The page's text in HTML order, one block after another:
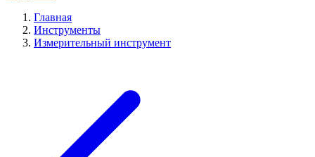
Главная
Инструменты
Измерительный инструмент